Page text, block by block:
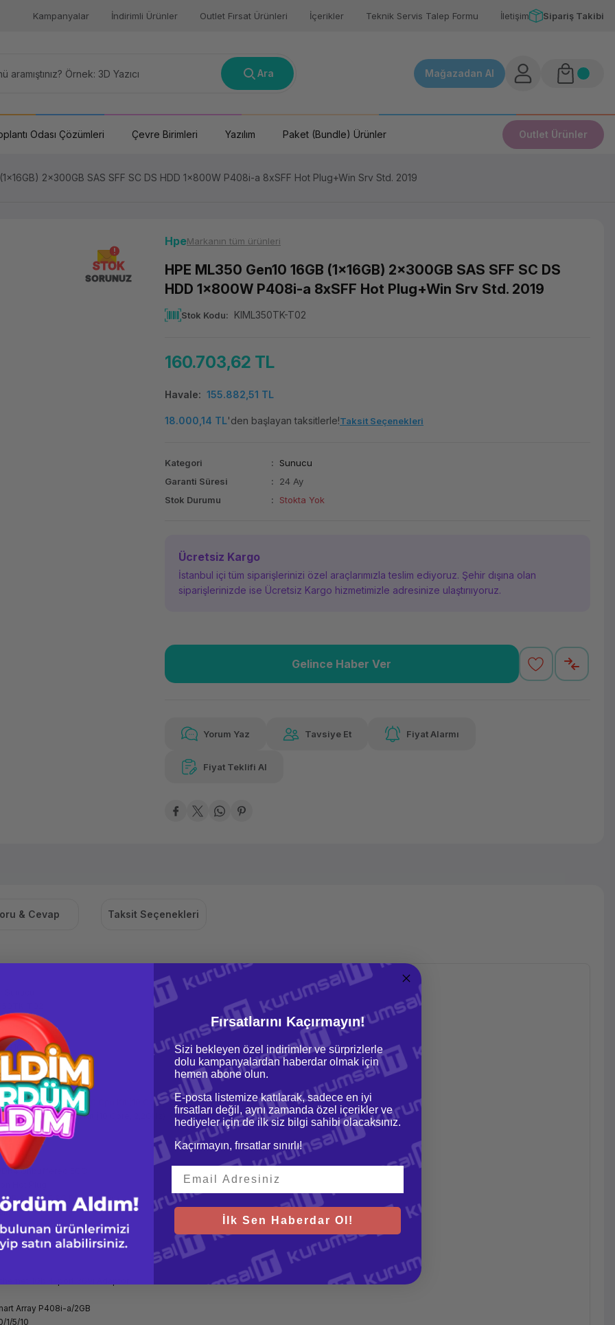
Kampanyalar İndirimli Ürünler Outlet Fırsat Ürünleri İçerikler Teknik Servis Talep Formu İletişim Sipariş Takibi
Ara Mağazadan Al
Odası Çözümleri Çevre Birimleri Yazılım Paket (Bundle) Ürünler Outlet Ürünler
2x300GB SAS SFF SC DS HDD 1x800W P408i-a 8xSFF Hot Plug+Win Srv Std. 2019
STOK
SORUNUZ
HpeMarkanın tüm ürünleri
HPE ML350 Gen10 16GB (1x16GB) 2x300GB SAS SFF SC DS
HDD 1x800W P408i-a 8xSFF Hot Plug+Win Srv Std. 2019
Stok Kodu KIML350TK-T02
160.703,62 TL
Havale 155.882,51 TL
18.000,14 TL'den başlayan taksitlerle!Taksit Seçenekleri
Kategori
Sunucu
Garanti Süresi
24 Ay
Stok Durumu
Stokta Yok
Ücretsiz Kargo
İstanbul içi tüm siparişlerinizi özel araçlarımızla teslim ediyoruz. Şehir dışına olan
siparişlerinizde ise Ücretsiz Kargo hizmetimizle adresinize ulaştırııyoruz.
Güvenilir Alışveriş
Gelince Haber Ver
Yorum Yaz Tavsiye Et Fiyat Alarmı
Fiyat Teklifi Al
& Cevap Taksit Seçenekleri
G10
Gen10 Silver 4210 Cpu Kit (10 Core, 2,2GHz)
Silver 4210 Cpu Kit (10 Core, 2,2GHz)
Slots
Unbuffered ECC
SAS SFF SC DS HDD Disk
800W
Array P408i-a/2GB
1/5/10
Fırsatlarını Kaçırmayın!
Sizi bekleyen özel indirimler ve sürprizlerle
dolu kampanyalardan haberdar olmak için
hemen abone olun.
E-posta listemize katılarak, sadece en iyi
fırsatları değil, aynı zamanda özel içerikler ve
hediyeler için de ilk siz bilgi sahibi olacaksınız.
Kaçırmayın, fırsatlar sınırlı!
İlk Sen Haberdar Ol!